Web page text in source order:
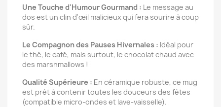
Une Touche d'Humour Gourmand : Le message au
dos est un clin d'œil malicieux qui fera sourire à coup
sûr.
Le Compagnon des Pauses Hivernales : Idéal pour
le thé, le café, mais surtout, le chocolat chaud avec
des marshmallows !
Qualité Supérieure : En céramique robuste, ce mug
est prêt à contenir toutes les douceurs des fêtes
(compatible micro-ondes et lave-vaisselle).